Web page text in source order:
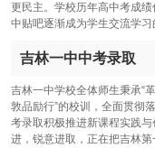
更民主。学校历年高中考成
中贴吧逐渐成为学生交流学习
吉林一中中考录取
吉林一中学校全体师生秉承“
敦品励行”的校训，全面贯彻
考录取积极推进新课程实践
进，锐意进取，正在把吉林